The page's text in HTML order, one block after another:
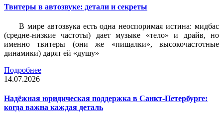
Твитеры в автозвуке: детали и секреты
В мире автозвука есть одна неоспоримая истина: мидбас
(средне-низкие частоты) дает музыке «тело» и драйв, но
именно твитеры (они же «пищалки», высокочастотные
динамики) дарят ей «душу»
Подробнее
14.07.2026
Надёжная юридическая поддержка в Санкт-Петербурге:
когда важна каждая деталь